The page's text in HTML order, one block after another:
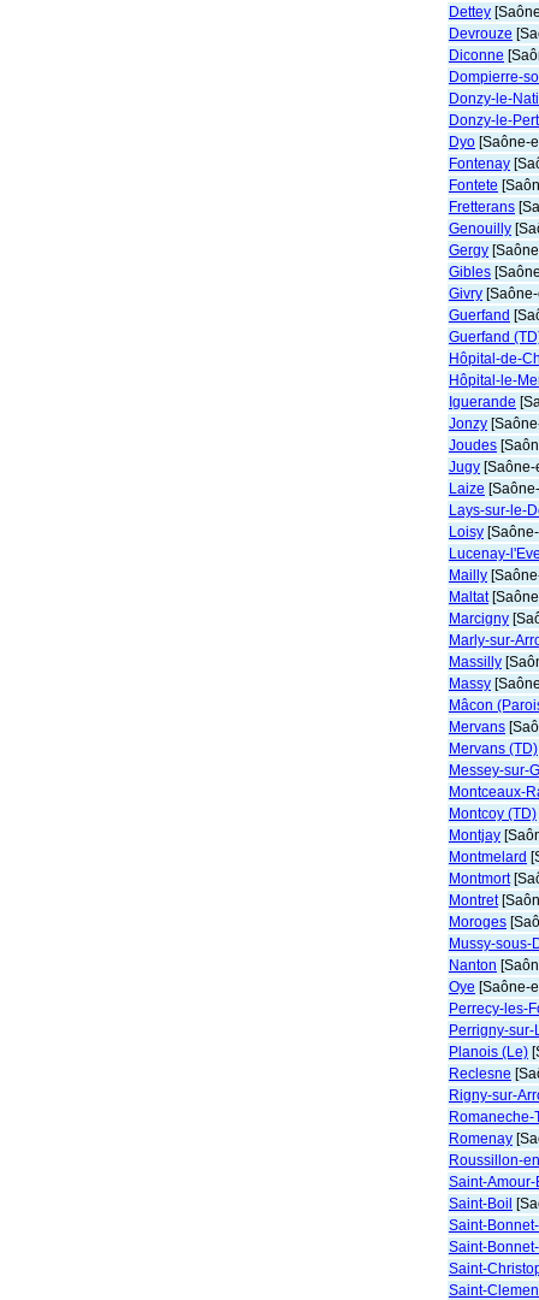
Dettey
Devrouze
Diconne
Dompierre-
Donzy-le-
Donzy-le-
Dyo [Saône-
Fontenay
Fontete
Fretterans
Genouilly
Gergy
Gibles
Givry
Guerfand
Guerfand
Hôpital-de-
Hôpital-le-
Iguerande
Jonzy
Joudes
Jugy
Laize
Lays-sur-le-
Loisy
Lucenay-
Mailly
Maltat
Marcigny
Marly-sur-
Massilly
Massy
Mâcon
Mervans
Mervans (TD)
Messey-sur-
Montceaux-
Montcoy (TD)
Montjay
Montmelard
Montmort
Montret
Moroges
Mussy-sous-
Nanton
Oye [Saône-
Perrecy-les-
Perrigny-sur-
Planois (Le)
Reclesne
Rigny-sur-
Romaneche-
Romenay
Roussillon-
Saint-
Saint-Boil
Saint-
Saint-
Saint-
Saint-